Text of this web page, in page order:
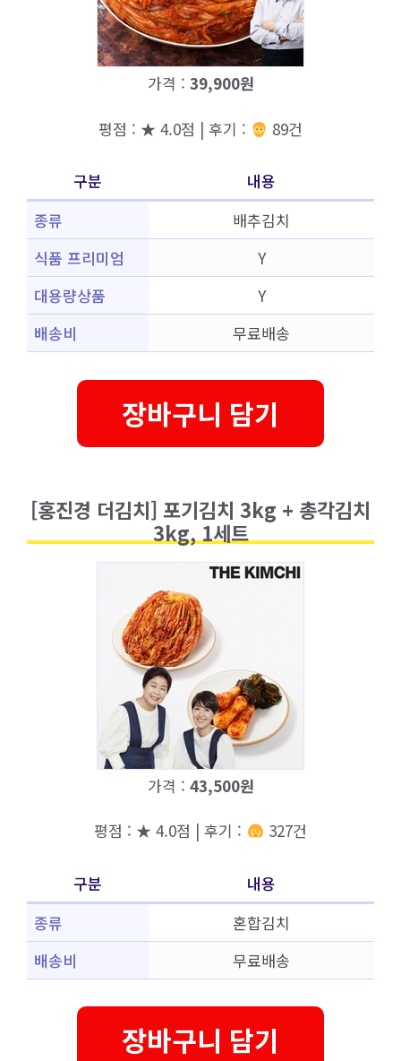
가격 : 39,900원
평점 : ★ 4.0점 | 후기 : 89건
구분
내용
종류
배추김치
식품 프리미엄
Y
대용량상품
Y
배송비
무료배송
장바구니 담기
[홍진경 더김치] 포기김치 3kg + 총각김치
3kg, 1세트
가격 : 43,500원
평점 : ★ 4.0점 | 후기 : 327건
구분
내용
종류
혼합김치
배송비
무료배송
장바구니 담기